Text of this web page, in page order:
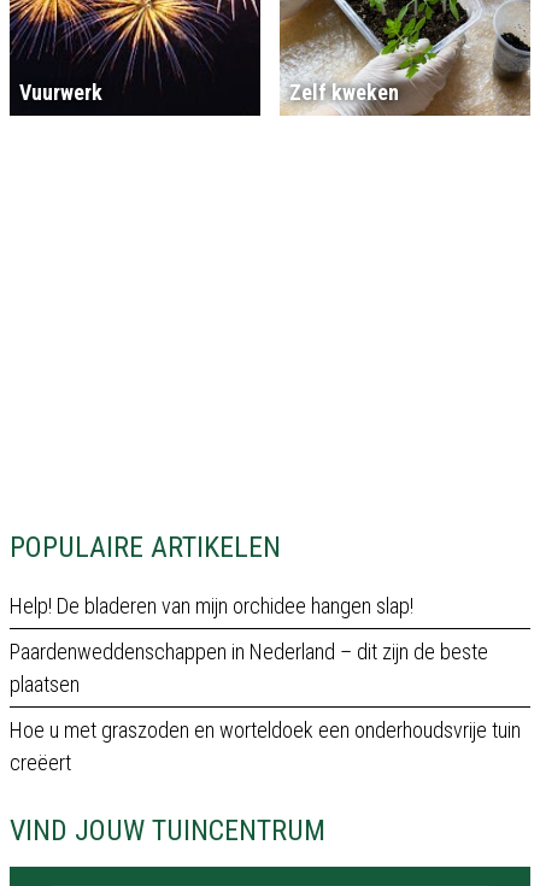
POPULAIRE ARTIKELEN
Help! De bladeren van mijn orchidee hangen slap!
Paardenweddenschappen in Nederland – dit zijn de beste
plaatsen
Hoe u met graszoden en worteldoek een onderhoudsvrije tuin
creëert
VIND JOUW TUINCENTRUM
Vuurwerk Zelf kweken